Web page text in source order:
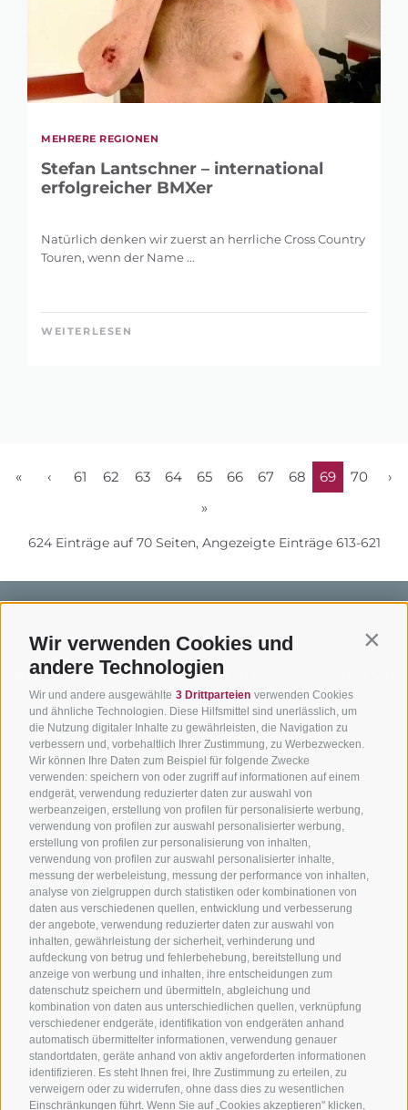
Wir verwenden Cookies und
andere Technologien
Wir und andere ausgewählte 3 Drittparteien verwenden Cookies
und ähnliche Technologien. Diese Hilfsmittel sind unerlässlich, um
die Nutzung digitaler Inhalte zu gewährleisten, die Navigation zu
verbessern und, vorbehaltlich Ihrer Zustimmung, zu Werbezwecken.
Wir können Ihre Daten zum Beispiel für folgende Zwecke
verwenden: speichern von oder zugriff auf informationen auf einem
endgerät, verwendung reduzierter daten zur auswahl von
werbeanzeigen, erstellung von profilen für personalisierte werbung,
verwendung von profilen zur auswahl personalisierter werbung,
erstellung von profilen zur personalisierung von inhalten,
verwendung von profilen zur auswahl personalisierter inhalte,
messung der werbeleistung, messung der performance von inhalten,
analyse von zielgruppen durch statistiken oder kombinationen von
daten aus verschiedenen quellen, entwicklung und verbesserung
der angebote, verwendung reduzierter daten zur auswahl von
inhalten, gewährleistung der sicherheit, verhinderung und
aufdeckung von betrug und fehlerbehebung, bereitstellung und
anzeige von werbung und inhalten, ihre entscheidungen zum
datenschutz speichern und übermitteln, abgleichung und
kombination von daten aus unterschiedlichen quellen, verknüpfung
verschiedener endgeräte, identifikation von endgeräten anhand
automatisch übermittelter informationen, verwendung genauer
standortdaten, geräte anhand von aktiv angeforderten informationen
identifizieren. Es steht Ihnen frei, Ihre Zustimmung zu erteilen, zu
verweigern oder zu widerrufen, ohne dass dies zu wesentlichen
Einschränkungen führt. Wenn Sie auf „Cookies akzeptieren" klicken,
MEHRERE REGIONEN
Stefan Lantschner – international
erfolgreicher BMXer
Natürlich denken wir zuerst an herrliche Cross Country
Touren, wenn der Name ...
WEITERLESEN
« ‹ 61 62 63 64 65 66 67 68 69 70
›
»
624 Einträge auf 70 Seiten, Angezeigte Einträge 613-621
BIKEHOTELS
SÜDTIROL
Hotels & Pakete
Urlaubspakete
Unsere Gutscheine
Hot Deals
Bike & Work
BIKEN IN
SÜDTIROL
Mountainbiken in
Südtirol
Rennradfahren in
Südtirol
Radwege in Südtirol
Bikeshops & Verleihe
Bike-Schulen
Tourenzentrale
Kontakt
Anreise
Zum
info@bikehotels.it
MELDE DICH ZU UNSEREM NEWSLETTER AN!